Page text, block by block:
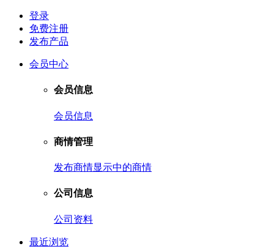
登录
免费注册
发布产品
会员中心
会员信息
会员信息
商情管理
发布商情显示中的商情
公司信息
公司资料
最近浏览